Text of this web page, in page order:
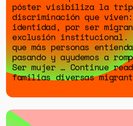
póster visibiliza la
discriminación que
identidad, por ser
exclusión institucional.
que más personas
pasando y ayudemos a
Ser mujer … Continue
familias diversas